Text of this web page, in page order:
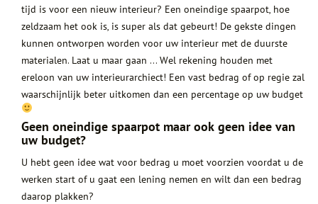
tijd is voor een nieuw interieur? Een oneindige spaarpot, hoe
zeldzaam het ook is, is super als dat gebeurt! De gekste dingen
kunnen ontworpen worden voor uw interieur met de duurste
materialen. Laat u maar gaan … Wel rekening houden met
ereloon van uw interieurarchiect! Een vast bedrag of op regie zal
waarschijnlijk beter uitkomen dan een percentage op uw budget
Geen oneindige spaarpot maar ook geen idee van
uw budget?
U hebt geen idee wat voor bedrag u moet voorzien voordat u de
werken start of u gaat een lening nemen en wilt dan een bedrag
daarop plakken?